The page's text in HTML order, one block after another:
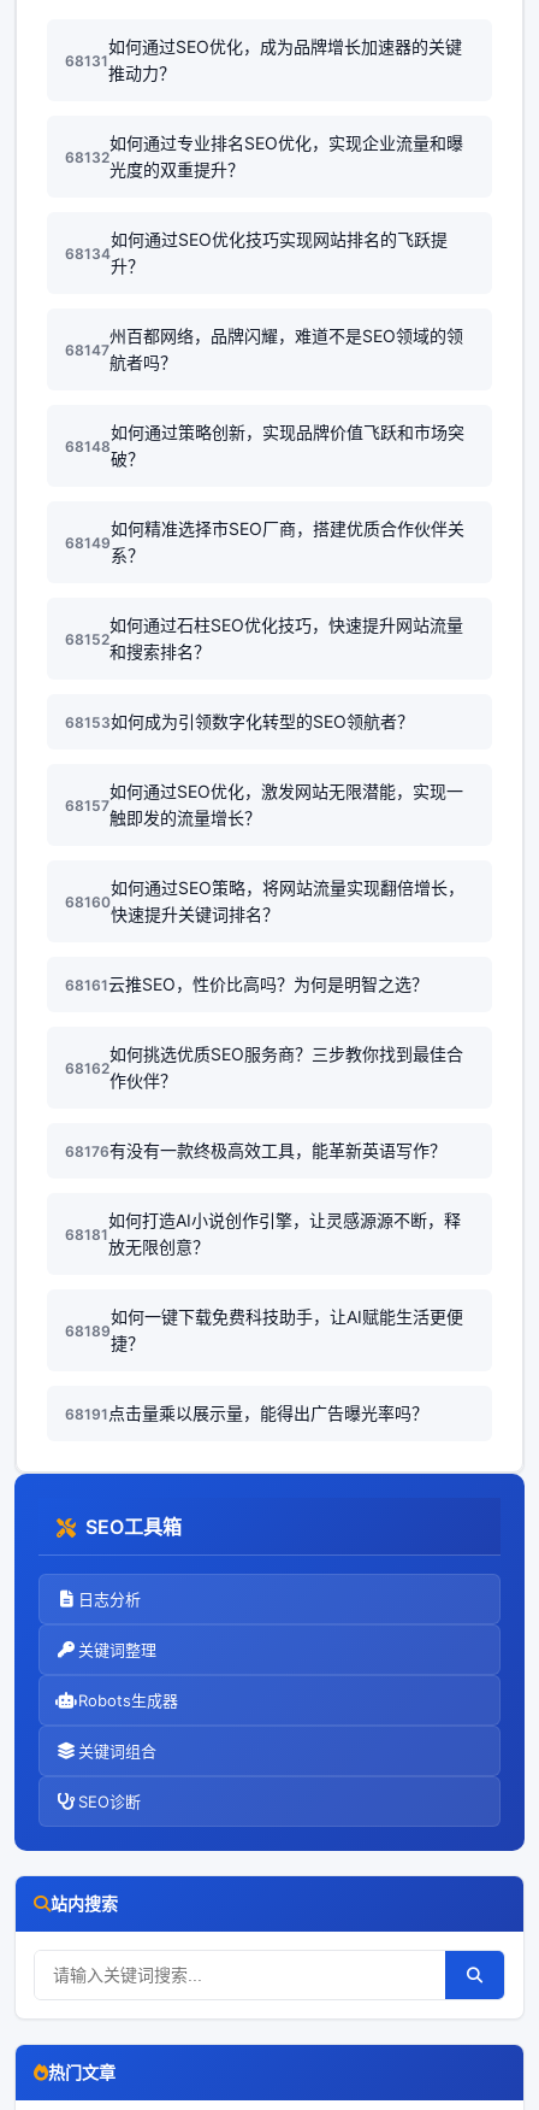
68131
如何通过SEO优化，成为品牌增长加速器的关键
推动力？
68132
如何通过专业排名SEO优化，实现企业流量和曝
光度的双重提升？
68134
如何通过SEO优化技巧实现网站排名的飞跃提
升？
68147
州百都网络，品牌闪耀，难道不是SEO领域的领
航者吗？
68148
如何通过策略创新，实现品牌价值飞跃和市场突
破？
68149
如何精准选择市SEO厂商，搭建优质合作伙伴关
系？
68152
如何通过石柱SEO优化技巧，快速提升网站流量
和搜索排名？
68153如何成为引领数字化转型的SEO领航者？
68157
如何通过SEO优化，激发网站无限潜能，实现一
触即发的流量增长？
68160
如何通过SEO策略，将网站流量实现翻倍增长，
快速提升关键词排名？
68161云推SEO，性价比高吗？为何是明智之选？
68162
如何挑选优质SEO服务商？三步教你找到最佳合
作伙伴？
68176有没有一款终极高效工具，能革新英语写作？
68181
如何打造AI小说创作引擎，让灵感源源不断，释
放无限创意？
68189
如何一键下载免费科技助手，让AI赋能生活更便
捷？
68191 点击量乘以展示量，能得出广告曝光率吗？
SEO工具箱
日志分析
关键词整理
Robots生成器
关键词组合
SEO诊断
站内搜索
热门文章